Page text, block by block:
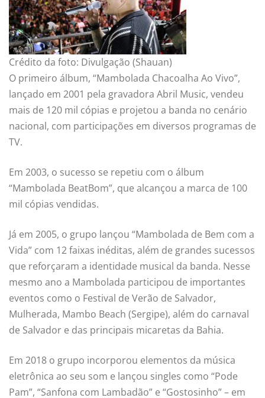
Crédito da foto: Divulgação (Shauan)
O primeiro álbum, “Mambolada Chacoalha Ao Vivo”,
lançado em 2001 pela gravadora Abril Music, vendeu
mais de 120 mil cópias e projetou a banda no cenário
nacional, com participações em diversos programas de
TV.
Em 2003, o sucesso se repetiu com o álbum
“Mambolada BeatBom”, que alcançou a marca de 100
mil cópias vendidas.
Já em 2005, o grupo lançou “Mambolada de Bem com a
Vida” com 12 faixas inéditas, além de grandes sucessos
que reforçaram a identidade musical da banda. Nesse
mesmo ano a Mambolada participou de importantes
eventos como o Festival de Verão de Salvador,
Mulherada, Mambo Beach (Sergipe), além do carnaval
de Salvador e das principais micaretas da Bahia.
Em 2018 o grupo incorporou elementos da música
eletrônica ao seu som e lançou singles como “Pode
Pam”, “Sanfona com Lambadão” e “Gostosinho” – em